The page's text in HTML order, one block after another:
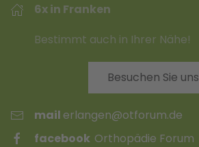
6x in Franken
Bestimmt auch in Ihrer Nähe!
Besuchen Sie uns
mail erlangen@otforum.de
facebook Orthopädie Forum